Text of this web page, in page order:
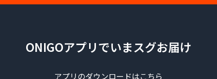
ONIGOアプリでいまスグお届け
アプリのダウンロードはこちら